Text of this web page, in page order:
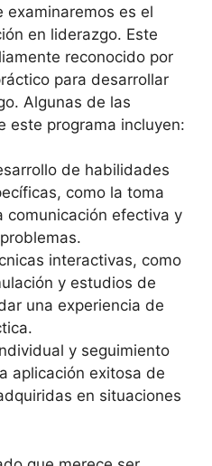
examinaremos es‍ el
en⁤ liderazgo.​ Este
reconocido por
⁢para desarrollar
Algunas de las
este programa‌ incluyen:
de habilidades
como la toma
comunicación efectiva y
⁢interactivas, como
y estudios de
una experiencia ⁢de
⁢y seguimiento
aplicación exitosa de
en situaciones⁤